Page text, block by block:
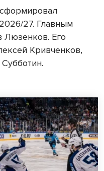
27. Главным
Люзенков. Его
Кривченков,